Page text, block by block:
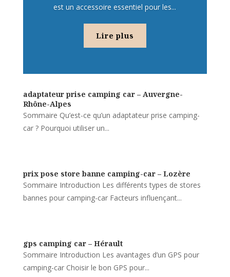
est un accessoire essentiel pour les...
Lire plus
adaptateur prise camping car – Auvergne-
Rhône-Alpes
Sommaire Qu’est-ce qu’un adaptateur prise camping-
car ? Pourquoi utiliser un...
prix pose store banne camping-car – Lozère
Sommaire Introduction Les différents types de stores
bannes pour camping-car Facteurs influençant...
gps camping car – Hérault
Sommaire Introduction Les avantages d’un GPS pour
camping-car Choisir le bon GPS pour...